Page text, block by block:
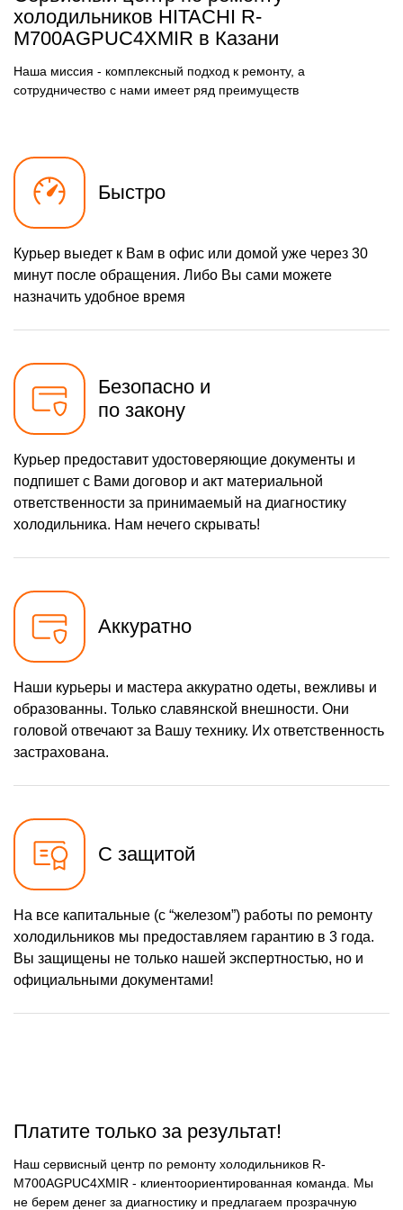
Замена электросхемы
590 р
Замена нагревателя
оттайки
500 р
холодильников HITACHI R-
M700AGPUC4XMIR в Казани
Наша миссия - комплексный подход к ремонту, а
сотрудничество с нами имеет ряд преимуществ
Быстро
Курьер выедет к Вам в офис или домой уже через 30
минут после обращения. Либо Вы сами можете
назначить удобное время
Безопасно и
по закону
Курьер предоставит удостоверяющие документы и
подпишет с Вами договор и акт материальной
ответственности за принимаемый на диагностику
холодильника. Нам нечего скрывать!
Аккуратно
Наши курьеры и мастера аккуратно одеты, вежливы и
образованны. Только славянской внешности. Они
головой отвечают за Вашу технику. Их ответственность
застрахована.
С защитой
На все капитальные (с “железом”) работы по ремонту
холодильников мы предоставляем гарантию в 3 года.
Вы защищены не только нашей экспертностью, но и
официальными документами!
Платите только за результат!
Наш сервисный центр по ремонту холодильников R-
M700AGPUC4XMIR - клиентоориентированная команда. Мы
не берем денег за диагностику и предлагаем прозрачную